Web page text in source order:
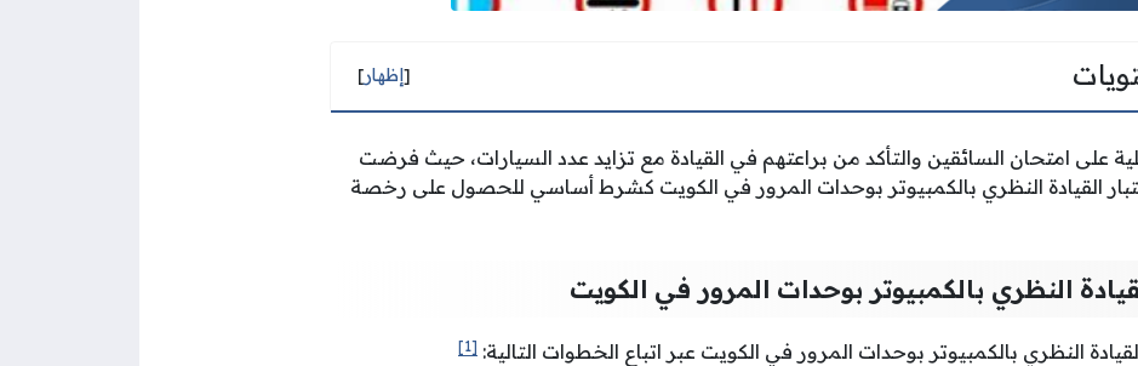
[إظهار]
على امتحان السائقين والتأكد من براعتهم في القيادة مع تزايد عدد السيارات، حيث فرضت
القيادة النظري بالكمبيوتر بوحدات المرور في الكويت كشرط أساسي للحصول على رخصة
النظري بالكمبيوتر بوحدات المرور في الكويت
النظري بالكمبيوتر بوحدات المرور في الكويت عبر اتباع الخطوات التالية: [1]